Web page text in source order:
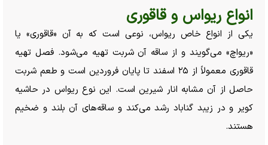
انواع ریواس و قاقوری
یکی از انواع خاص ریواس، نوعی است که به آن «قاقوری» یا
«ریواچ» می‌گویند و از ساقه آن شربت تهیه می‌شود. فصل تهیه
قاقوری معمولاً از ۲۵ اسفند تا پایان فروردین است و طعم شربت
حاصل از آن مشابه انار شیرین است. این نوع ریواس در حاشیه
کویر و در زیبد گناباد رشد می‌کند و ساقه‌های آن بلند و ضخیم
هستند.